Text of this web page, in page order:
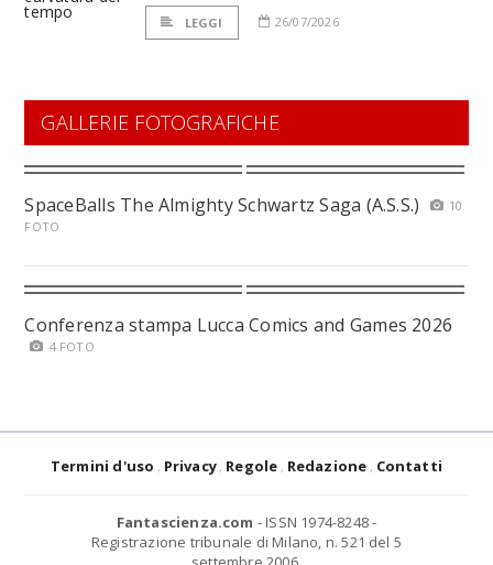
LEGGI 26/07/2026
GALLERIE FOTOGRAFICHE
SpaceBalls The Almighty Schwartz Saga (A.S.S.)
10
FOTO
Conferenza stampa Lucca Comics and Games 2026
4 FOTO
Termini d'uso Privacy Regole Redazione Contatti
Fantascienza.com - ISSN 1974-8248 -
Registrazione tribunale di Milano, n. 521 del 5